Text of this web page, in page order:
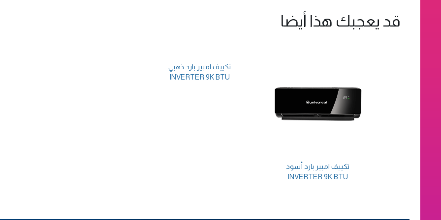
قد يعجبك هذا أيضا
تكييف امبير بارد أسود
INVERTER 9K BTU
تكييف امبير بارد ذهبي
INVERTER 9K BTU